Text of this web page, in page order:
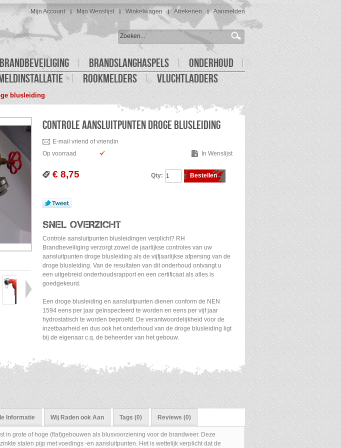
Mijn Account Mijn Wenslijst Winkelwagen Afrekenen Aanmelden
BRANDBEVEILIGING BRANDSLANGHASPELS
ONDERHOUD
ROOKMELDERS VLUCHTLADDERS
blusleiding
CONTROLE AANSLUITPUNTEN DROGE BLUSLEIDING
E-mail vriend of vriendin
In Wenslijst
Op voorraad
€ 8,75 Qty: Bestellen
Tweet
SNEL OVERZICHT
Controle aansluitpunten blusleidingen verplicht? RH
Brandbeveiliging verzorgt zowel de jaarlijkse controles van uw
aansluitpunten droge blusleiding als de vijfjaarlijkse afpersing van de
droge blusleiding. Van de resultaten van dit onderhoud ontvangt u
een uitgebreid onderhoudsrapport en een certificaat als alles is
goedgekeurd.
Een droge blusleiding en aansluitpunten dienen conform de NEN
1594 eens per jaar geïnspecteerd te worden en eens per vijf jaar
hydrostatisch te worden beproefd. De verantwoordelijkheid voor de
inzetbaarheid en dus ook het onderhoud van de droge blusleiding ligt
bij de eigenaar c.q. de beheerder van het gebouw.
Informatie Wij Raden ook Aan Tags (0) Reviews (0)
in grote of hoge (flat)gebouwen als blusvoorziening voor de brandweer. Deze
stalen pijp met voedings -en aansluitpunten. Het is wettelijk verplicht dat de